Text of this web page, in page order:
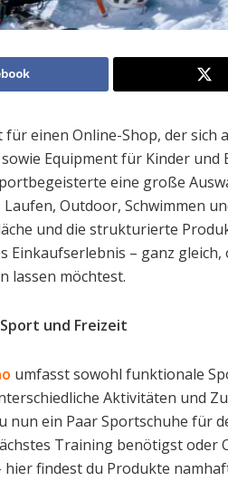
für einen Online-Shop, der sich
Equipment für Kinder und
eine große
Outdoor, Schwimmen
und die strukturierte
Einkaufserlebnis – ganz
lassen möchtest.
und Freizeit
umfasst sowohl funktionale
Aktivitäten und
nun ein Paar Sportschuhe für
Training benötigst oder
hier findest du Produkte